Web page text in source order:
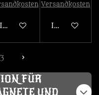
In den Warenkorb
Versandkosten
In den
3
FÜR
UND